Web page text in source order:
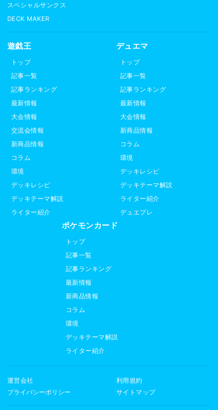
スペシャルサンクス
DECK MAKER
遊戯王
トップ
記事一覧
記事ランキング
最新情報
大会情報
交流会情報
新商品情報
コラム
環境
デッキレシピ
デッキテーマ解説
ライター紹介
デュエマ
トップ
記事一覧
記事ランキング
最新情報
大会情報
新商品情報
コラム
環境
デッキレシピ
デッキテーマ解説
ライター紹介
デュエプレ
ポケモンカード
トップ
記事一覧
記事ランキング
最新情報
新商品情報
コラム
環境
デッキテーマ解説
ライター紹介
運営会社
利用規約
プライバシーポリシー
サイトマップ